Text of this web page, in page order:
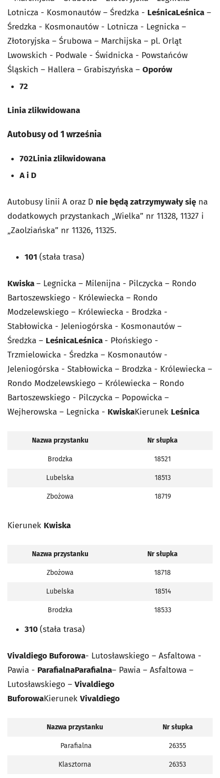
Lotnicza - Kosmonautów – Średzka - LeśnicaLeśnica –
Średzka - Kosmonautów - Lotnicza - Legnicka –
Złotoryjska – Śrubowa – Marchijska – pl. Orląt
Lwowskich - Podwale - Świdnicka - Powstańców
Śląskich – Hallera – Grabiszyńska – Oporów
72
Linia zlikwidowana
Autobusy od 1 września
702Linia zlikwidowana
A i D
Autobusy linii A oraz D nie będą zatrzymywały się na
dodatkowych przystankach „Wielka” nr 11328, 11327 i
„Zaolziańska” nr 11326, 11325.
101 (stała trasa)
Kwiska– Legnicka – Milenijna - Pilczycka – Rondo
Bartoszewskiego - Królewiecka – Rondo
Modzelewskiego – Królewiecka - Brodzka -
Stabłowicka - Jeleniogórska - Kosmonautów –
Średzka – LeśnicaLeśnica - Płońskiego -
Trzmielowicka - Średzka – Kosmonautów -
Jeleniogórska - Stabłowicka – Brodzka - Królewiecka –
Rondo Modzelewskiego – Królewiecka – Rondo
Bartoszewskiego - Pilczycka – Popowicka –
Wejherowska – Legnicka - KwiskaKierunek Leśnica
Nazwa przystanku Nr słupka
Brodzka 18521
Lubelska 18513
Zbożowa 18719
Kierunek Kwiska
Nazwa przystanku Nr słupka
Zbożowa 18718
Lubelska 18514
Brodzka 18533
310(stała trasa)
Vivaldiego Buforowa- Lutosławskiego – Asfaltowa -
Pawia - ParafialnaParafialna– Pawia – Asfaltowa –
Lutosławskiego – Vivaldiego
BuforowaKierunek Vivaldiego
Nazwa przystanku Nr słupka
Parafialna 26355
Klasztorna 26353